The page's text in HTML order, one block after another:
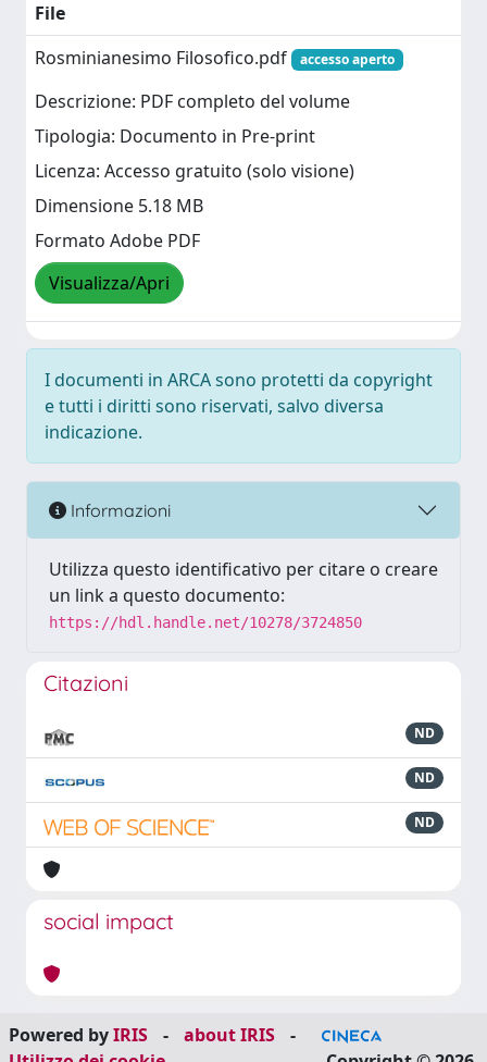
File
Rosminianesimo Filosofico.pdf
accesso aperto
Descrizione: PDF completo del volume
Tipologia: Documento in Pre-print
Licenza: Accesso gratuito (solo visione)
Dimensione 5.18 MB
Formato Adobe PDF
Visualizza/Apri
I documenti in ARCA sono protetti da copyright
e tutti i diritti sono riservati, salvo diversa
indicazione.
Informazioni
Utilizza questo identificativo per citare o creare
un link a questo documento:
https://hdl.handle.net/10278/3724850
Citazioni
ND
ND
ND
social impact
Powered byIRIS - about IRIS
-